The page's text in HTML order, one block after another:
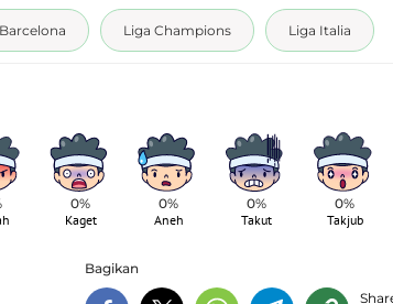
Barcelona Liga Champions Liga Italia
0%
Kaget
0%
Aneh
0%
Takut
0%
Takjub
Bagikan